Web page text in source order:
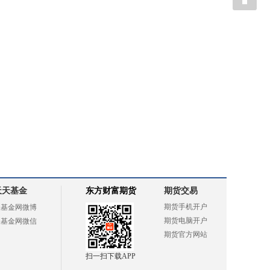
基金
金网微博
金网微信
东方财富期货
扫一扫下载APP
期货交易
期货手机开户
期货电脑开户
期货官方网站